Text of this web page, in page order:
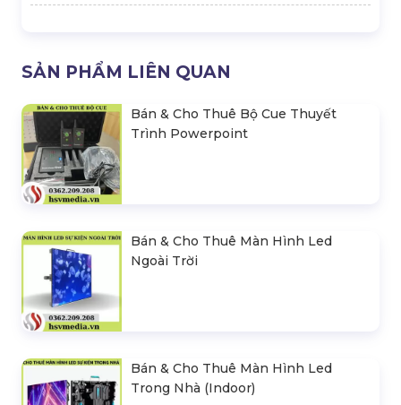
SẢN PHẨM LIÊN QUAN
Bán & Cho Thuê Bộ Cue Thuyết
Trình Powerpoint
Bán & Cho Thuê Màn Hình Led
Ngoài Trời
Bán & Cho Thuê Màn Hình Led
Trong Nhà (Indoor)